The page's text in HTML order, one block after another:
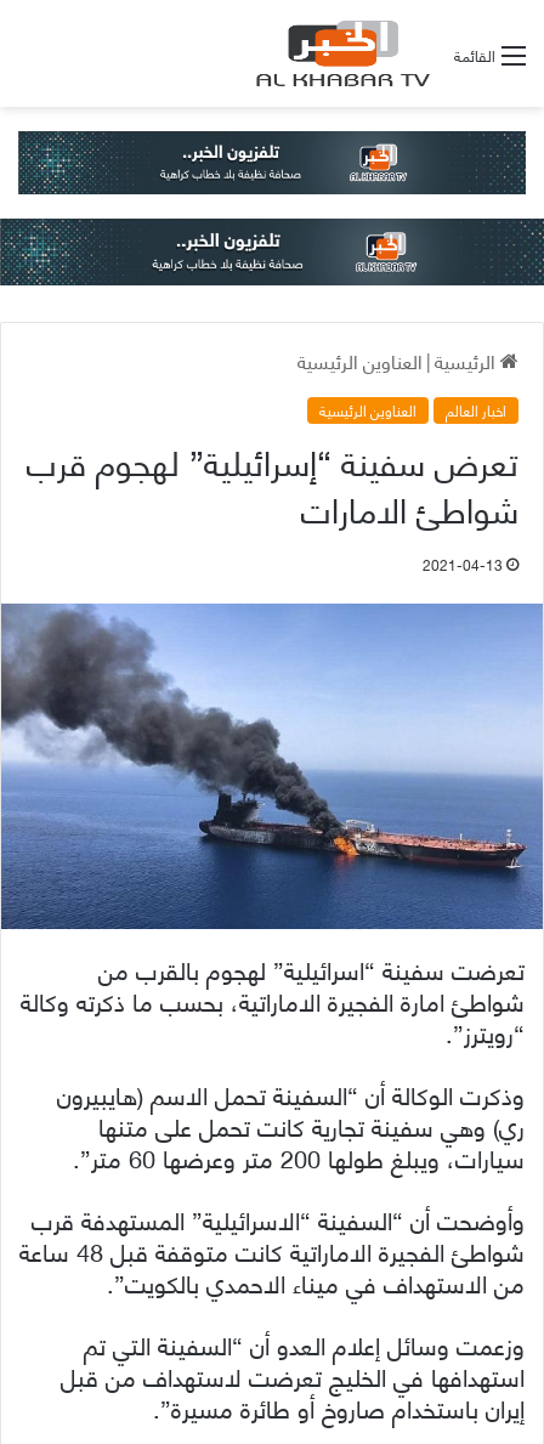
القائمة
الرئيسية|العناوين الرئيسية
اخبار العالم العناوين الرئيسية
تعرض سفينة “إسرائيلية” لهجوم قرب
شواطئ الامارات
2021-04-13
تعرضت سفينة “اسرائيلية” لهجوم بالقرب من
شواطئ امارة الفجيرة الاماراتية، بحسب ما ذكرته وكالة
“رويترز”.
وذكرت الوكالة أن “السفينة تحمل الاسم (هايبيرون
ري) وهي سفينة تجارية كانت تحمل على متنها
سيارات، ويبلغ طولها 200 متر وعرضها 60 متر”.
وأوضحت أن “السفينة “الاسرائيلية” المستهدفة قرب
شواطئ الفجيرة الاماراتية كانت متوقفة قبل 48 ساعة
من الاستهداف في ميناء الاحمدي بالكويت”.
وزعمت وسائل إعلام العدو أن “السفينة التي تم
استهدافها في الخليج تعرضت لاستهداف من قبل
إيران باستخدام صاروخ أو طائرة مسيرة”.